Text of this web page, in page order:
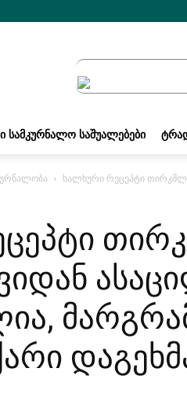
ᲡᲐᲛᲙᲣᲠᲜᲐᲚᲝ ᲡᲐᲨᲣᲐᲚᲔᲑᲔᲑᲘ
ხალხური რეცეპტი